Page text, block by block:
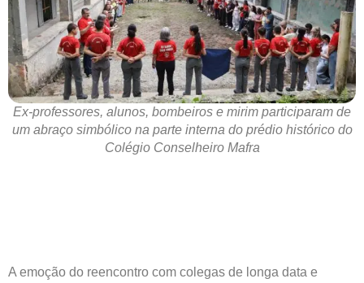
Ex-professores, alunos, bombeiros e mirim participaram de
um abraço simbólico na parte interna do prédio histórico do
Colégio Conselheiro Mafra
A emoção do reencontro com colegas de longa data e